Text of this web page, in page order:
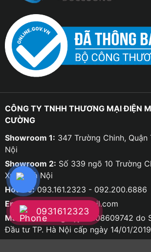
CÔNG TY TNHH THƯƠNG MẠI ĐIỆN
CƯỜNG
Showroom 1: 347 Trường Chinh, Quận
Nội
Showroom 2: Số 339 ngõ 10 Trường
Xuân, Hà Nội
Hotline:093.161.2323 - 092.200.6886
Email:
ducco8668@gmail.com
Mã số doanh nghiệp:
0108609742 do
Đầu tư TP. Hà Nội cấp ngày 14/01/2019
0931612323